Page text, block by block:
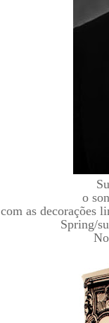
o
com as decorações
Spring/